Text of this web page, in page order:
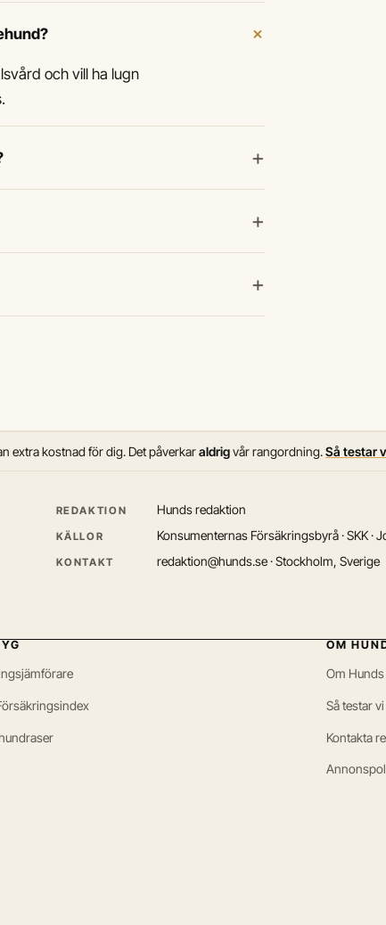
+
och vill ha lugn
+
+
+
extra kostnad för dig. Det påverkaraldrigvår rangordning.Så testar
REDAKTION Hunds redaktion
KÄLLOR Konsumenternas Försäkringsbyrå · SKK ·
KONTAKT redaktion@hunds.se · Stockholm, Sverige
OM
Om Hunds
Så testar vi
Kontakta